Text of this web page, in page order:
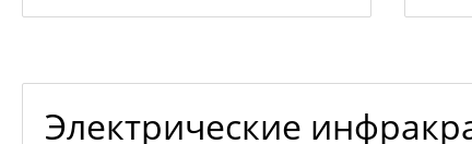
Электрические